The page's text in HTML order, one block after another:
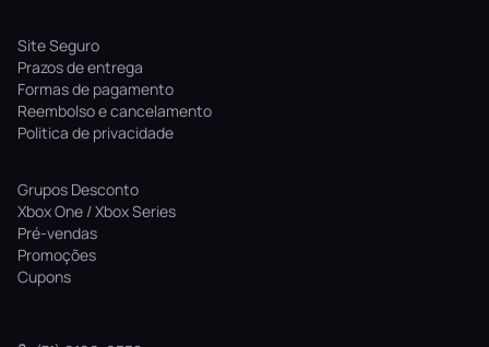
Site Seguro
Prazos de entrega
Formas de pagamento
Reembolso e cancelamento
Politica de privacidade
Grupos Desconto
Xbox One / Xbox Series
Pré-vendas
Promoções
Cupons